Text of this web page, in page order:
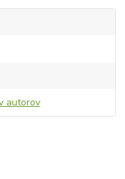
autorov